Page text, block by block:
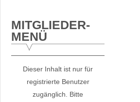
MITGLIEDER-
MENÜ
Dieser Inhalt ist nur für
registrierte Benutzer
zugänglich. Bitte